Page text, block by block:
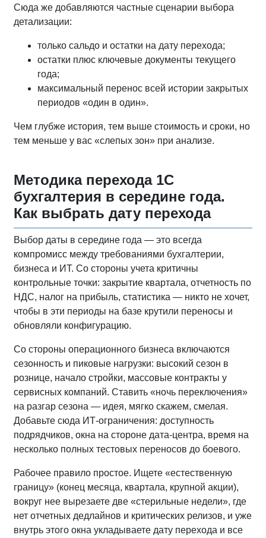
Сюда же добавляются частные сценарии выбора
детализации:
только сальдо и остатки на дату перехода;
остатки плюс ключевые документы текущего
года;
максимальный перенос всей истории закрытых
периодов «один в один».
Чем глубже история, тем выше стоимость и сроки, но
тем меньше у вас «слепых зон» при анализе.
Методика перехода 1С
бухгалтерия в середине года.
Как выбрать дату перехода
Выбор даты в середине года — это всегда
компромисс между требованиями бухгалтерии,
бизнеса и ИТ. Со стороны учета критичны
контрольные точки: закрытие квартала, отчетность по
НДС, налог на прибыль, статистика — никто не хочет,
чтобы в эти периоды на базе крутили переносы и
обновляли конфигурацию.
Со стороны операционного бизнеса включаются
сезонность и пиковые нагрузки: высокий сезон в
рознице, начало стройки, массовые контракты у
сервисных компаний. Ставить «ночь переключения»
на разгар сезона — идея, мягко скажем, смелая.
Добавьте сюда ИТ-ограничения: доступность
подрядчиков, окна на стороне дата‑центра, время на
несколько полных тестовых переносов до боевого.
Рабочее правило простое. Ищете «естественную
границу» (конец месяца, квартала, крупной акции),
вокруг нее вырезаете две «стерильные недели», где
нет отчетных дедлайнов и критических релизов, и уже
внутрь этого окна укладываете дату перехода и все